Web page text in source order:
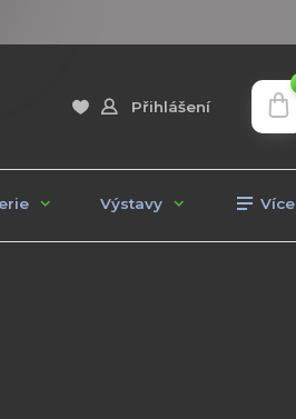
Přihlášení
Výstavy Více